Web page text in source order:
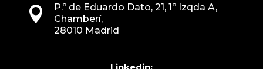

P.º de Eduardo Dato, 21, 1º Izqda A,
Chamberí,
28010 Madrid